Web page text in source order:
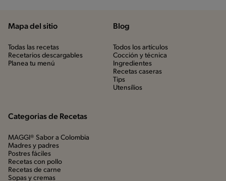
Mapa del sitio
Todas las recetas
Recetarios descargables
Planea tu menú
Blog
Todos los artículos
Cocción y técnica
Ingredientes
Recetas caseras
Tips
Utensílios
Categorias de Recetas
MAGGI® Sabor a Colombia
Madres y padres
Postres fáciles
Recetas con pollo
Recetas de carne
Sopas y cremas